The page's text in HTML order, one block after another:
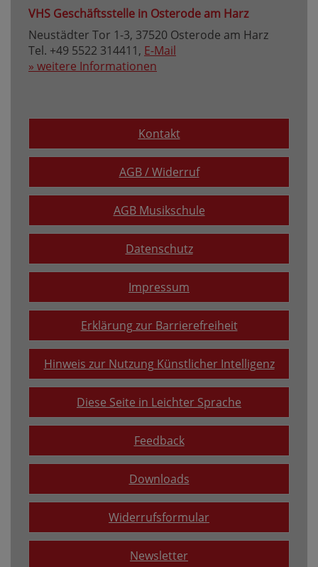
VHS Geschäftsstelle in Osterode am Harz
Neustädter Tor 1-3, 37520 Osterode am Harz
Tel. +49 5522 314411, E-Mail
» weitere Informationen
Kontakt
AGB / Widerruf
AGB Musikschule
Datenschutz
Impressum
Erklärung zur Barrierefreiheit
Hinweis zur Nutzung Künstlicher Intelligenz
Diese Seite in Leichter Sprache
Feedback
Downloads
Widerrufsformular
Newsletter